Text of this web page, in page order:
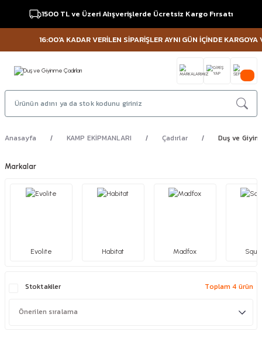
1500 TL ve Üzeri Alışverişlerde Ücretsiz Kargo Fırsatı
16:00'A KADAR VERİLEN SİPARİŞLER AYNI GÜN İÇİNDE KARGOYA
Anasayfa KAMP EKİPMANLARI Çadırlar Duş ve
Markalar
Evolite Habitat Madfox
Stoktakiler Toplam 4 ürün